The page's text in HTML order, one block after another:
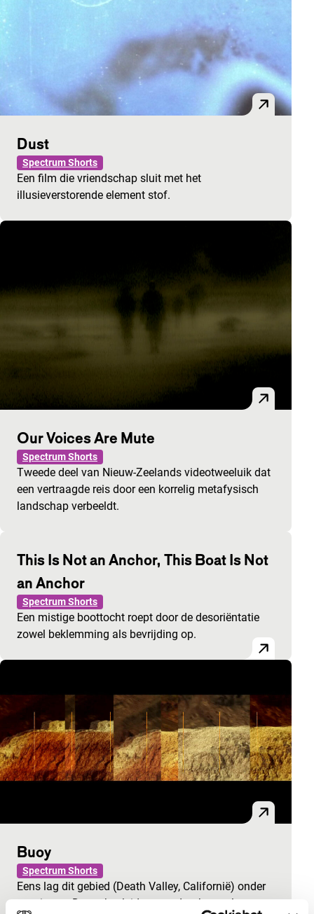
Dust
Spectrum Shorts
Een film die vriendschap sluit met het
illusieverstorende element stof.
Our Voices Are Mute
Spectrum Shorts
Tweede deel van Nieuw-Zeelands videotweeluik dat
een vertraagde reis door een korrelig metafysisch
landschap verbeeldt.
This Is Not an Anchor, This Boat Is Not
an Anchor
Spectrum Shorts
Een mistige boottocht roept door de desoriëntatie
zowel beklemming als bevrijding op.
Buoy
Spectrum Shorts
Eens lag dit gebied (Death Valley, Californië) onder
zeeniveau. De maker leidt ons erdoorheen als een